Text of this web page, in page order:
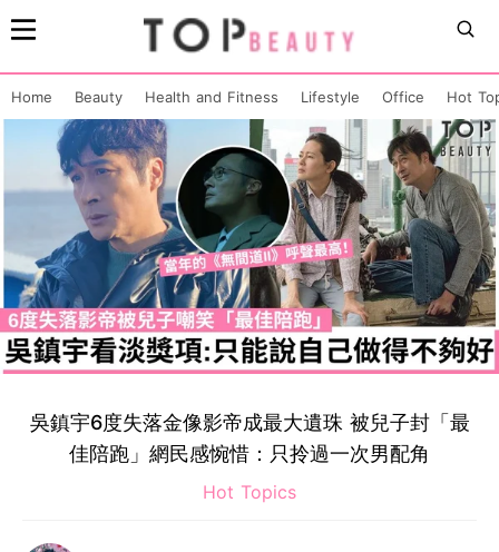
Home Beauty Health and Fitness Lifestyle Office Hot
吳鎮宇6度失落金像影帝成最大遺珠 被兒子封「最
佳陪跑」網民感惋惜：只拎過一次男配角
Hot Topics